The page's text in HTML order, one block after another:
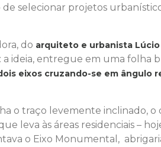
de selecionar projetos
do arquiteto e urbanista
ideia, entregue em uma folha
eixos cruzando-se em ângulo
o traço levemente inclinado, o
leva às áreas residenciais –
o Eixo Monumental,